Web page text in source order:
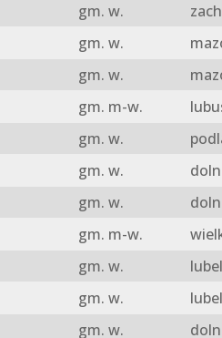
gm. w.
gm. w.
gm. w.
gm. m-w.
gm. w.
gm. w.
gm. w.
gm. m-w.
gm. w.
gm. w.
gm. w.